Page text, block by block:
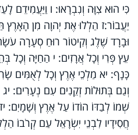
כִּי הוּא צִוָּה וְנִבְרָאוּ: ו וַיַּעֲמִידֵם
יַעֲבוֹר:ז הַלְלוּ אֶת יְהוָה מִן
וּבָרָד שֶׁלֶג וְקִיטוֹר רוּחַ סְעָרָה
עֵץ פְּרִי וְכָל אֲרָזִים: י הַחַיָּה וְכָל
כָּנָף: יא מַלְכֵי אֶרֶץ וְכָל לְאֻמִּים
וְגַם בְּתוּלוֹת זְקֵנִים עִם נְעָרִים:
שְׁמוֹ לְבַדּוֹ הוֹדוֹ עַל אֶרֶץ וְשָׁמָיִם:
חֲסִידָיו לִבְנֵי יִשְׂרָאֵל עַם קְרֹבוֹ